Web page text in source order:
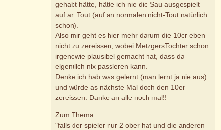
gehabt hätte, hätte ich nie die Sau ausgespielt
auf an Tout (auf an normalen nicht-Tout natürlich
schon).
Also mir geht es hier mehr darum die 10er eben
nicht zu zereissen, wobei MetzgersTochter schon
irgendwie plausibel gemacht hat, dass da
eigentlich nix passieren kann.
Denke ich hab was gelernt (man lernt ja nie aus)
und würde as nächste Mal doch den 10er
zereissen. Danke an alle noch mal!!
Zum Thema:
"falls der spieler nur 2 ober hat und die anderen